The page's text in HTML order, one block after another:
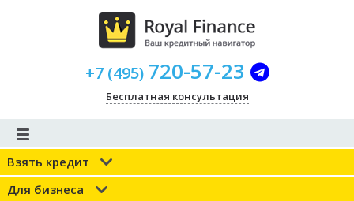
+7(495) 720-57-23
Бесплатная консультация
Взять кредит
Для бизнеса